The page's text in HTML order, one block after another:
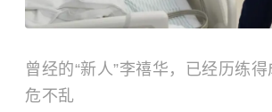
曾经的“新人”李禧华，已经历练
危不乱